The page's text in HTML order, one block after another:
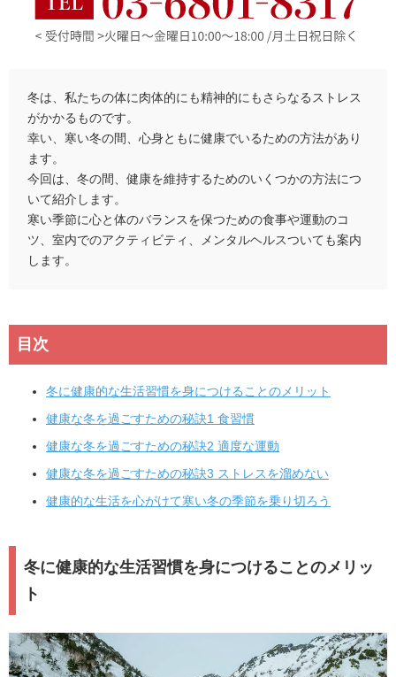
冬は、私たちの体に肉体的にも精神的にもさらなるストレス
がかかるものです。
幸い、寒い冬の間、心身ともに健康でいるための方法があり
ます。
今回は、冬の間、健康を維持するためのいくつかの方法につ
いて紹介します。
寒い季節に心と体のバランスを保つための食事や運動のコ
ツ、室内でのアクティビティ、メンタルヘルスついても案内
します。
目次
冬に健康的な生活習慣を身につけることのメリット
健康な冬を過ごすための秘訣1 食習慣
健康な冬を過ごすための秘訣2 適度な運動
健康な冬を過ごすための秘訣3 ストレスを溜めない
健康的な生活を心がけて寒い冬の季節を乗り切ろう
冬に健康的な生活習慣を身につけることのメリッ
ト